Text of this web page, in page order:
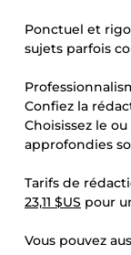
Ponctuel et
sujets parfois
Confiez la
Choisissez le
approfondies
Tarifs de
23,11 $US pour
Vous pouvez